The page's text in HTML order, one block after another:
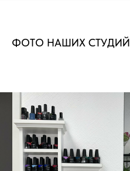
ФОТО НАШИХ СТУДИЙ